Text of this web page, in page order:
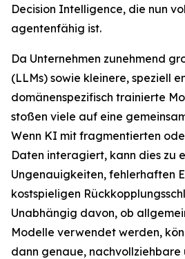
Decision Intelligence, die nun
agentenfähig ist.
Da Unternehmen zunehmend
(LLMs) sowie kleinere, speziell
domänenspezifisch trainierte
stoßen viele auf eine
Wenn KI mit fragmentierten
Daten interagiert, kann dies zu
Ungenauigkeiten, fehlerhaften
kostspieligen
Unabhängig davon, ob
Modelle verwendet werden,
dann genaue,